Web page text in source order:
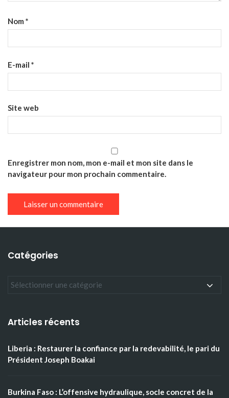
Nom *
E-mail *
Site web
Enregistrer mon nom, mon e-mail et mon site dans le
navigateur pour mon prochain commentaire.
Catégories
Articles récents
Liberia : Restaurer la confiance par la redevabilité, le pari du
Président Joseph Boakai
Burkina Faso : L’offensive hydraulique, socle concret de la